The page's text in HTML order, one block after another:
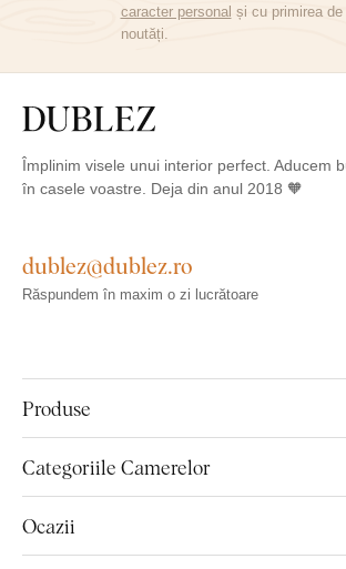
caracter personal și cu primirea de
noutăți.
Împlinim visele unui interior perfect. Aducem
în casele voastre. Deja din anul 2018 🧡
Produse
Categoriile Camerelor
Ocazii
dublez@dublez.ro
Răspundem în maxim o zi lucrătoare